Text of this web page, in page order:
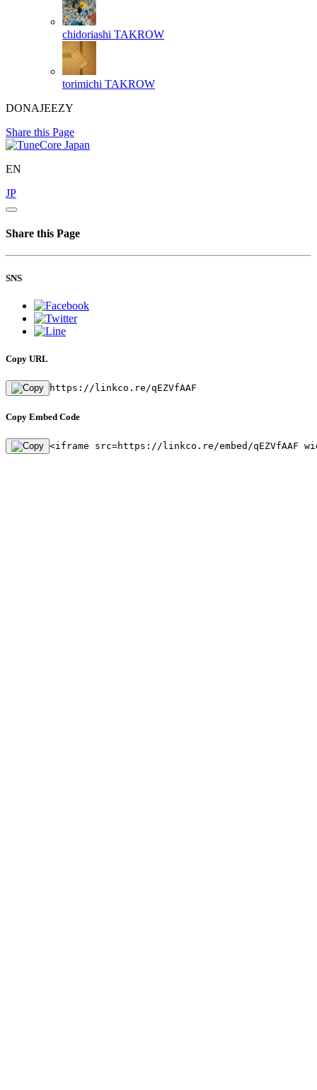
chidoriashi TAKROW
torimichi TAKROW
DONAJEEZY
Share this Page
EN
JP
Share this Page
SNS
Copy URL
https://linkco.re/qEZVfAAF
Copy Embed Code
<iframe src=https://linkco.re/embed/qEZVfAAF